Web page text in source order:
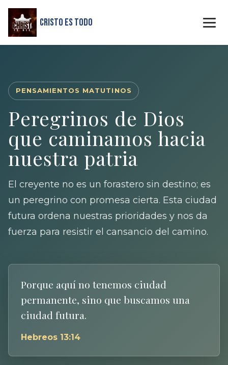
Cristo Es Todo
PENSAMIENTOS MATUTINOS
Peregrinos de Dios
que caminamos hacia
nuestra patria
El creyente no es un forastero sin destino; es
un peregrino con promesa cierta. Esta ciudad
futura ordena nuestras prioridades y nos da
fuerza para resistir el cansancio del camino.
Porque aquí no tenemos ciudad
permanente, sino que buscamos una
ciudad futura.
Hebreos 13:14